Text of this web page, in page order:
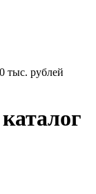
тыс. рублей